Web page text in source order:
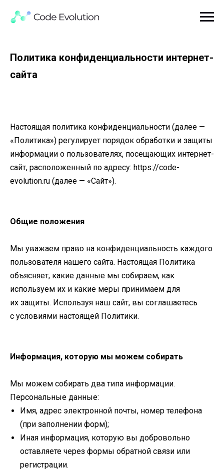
Политика конфиденциальности интернет-
сайта
Настоящая политика конфиденциальности (далее —
«Политика») регулирует порядок обработки и защиты
информации о пользователях, посещающих интернет-
сайт, расположенный по адресу: https://code-
evolution.ru (далее — «Сайт»).
Общие положения
Мы уважаем право на конфиденциальность каждого
пользователя нашего сайта. Настоящая Политика
объясняет, какие данные мы собираем, как
используем их и какие меры принимаем для
их защиты. Используя наш сайт, вы соглашаетесь
с условиями настоящей Политики.
Информация, которую мы можем собирать
Мы можем собирать два типа информации.
Персональные данные:
Имя, адрес электронной почты, номер телефона
(при заполнении форм);
Иная информация, которую вы добровольно
оставляете через формы обратной связи или
регистрации.